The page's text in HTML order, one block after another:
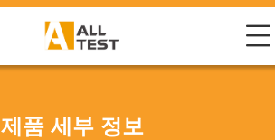
제품 세부 정보